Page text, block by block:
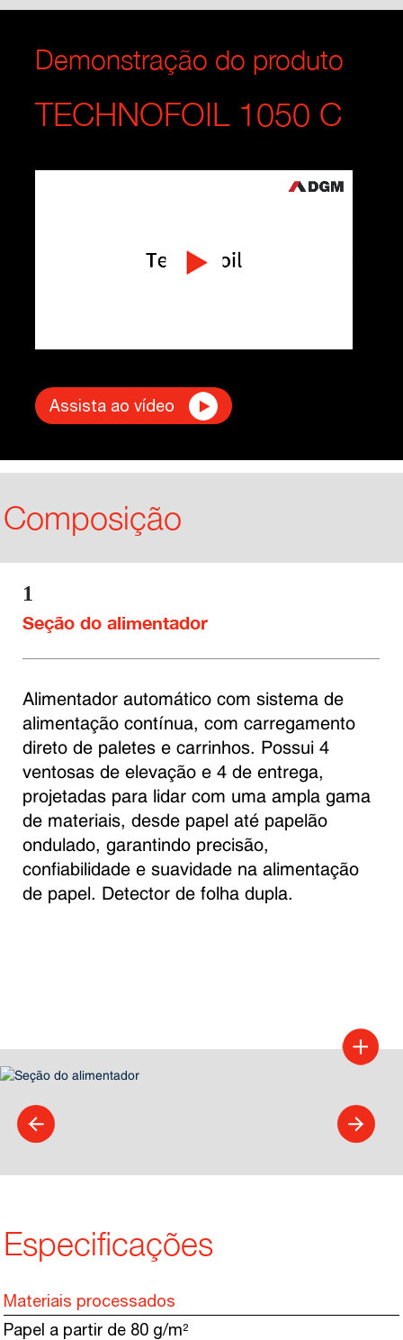
Demonstração do produto
TECHNOFOIL 1050 C
Assista ao vídeo
Composição
1
Seção do alimentador
Alimentador automático com sistema de
alimentação contínua, com carregamento
direto de paletes e carrinhos. Possui 4
ventosas de elevação e 4 de entrega,
projetadas para lidar com uma ampla gama
de materiais, desde papel até papelão
ondulado, garantindo precisão,
confiabilidade e suavidade na alimentação
de papel. Detector de folha dupla.
Especificações
Materiais processados
Papel a partir de 80 g/m²